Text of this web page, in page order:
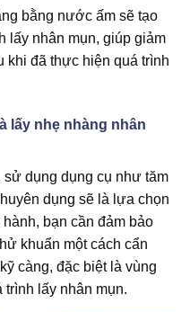
bằng nước ấm sẽ tạo
lấy nhân mụn, giúp giảm
khi đã thực hiện quá trình
lấy nhẹ nhàng nhân
dụng dụng cụ như tăm
dụng sẽ là lựa chọn
bạn cần đảm bảo
khuẩn một cách cẩn
càng, đặc biệt là vùng
trình lấy nhân mụn.